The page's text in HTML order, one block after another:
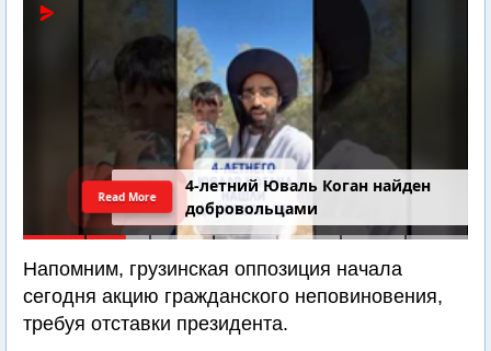
4-летний Юваль Коган найден
добровольцами
Read More
Напомним, грузинская оппозиция начала
сегодня акцию гражданского неповиновения,
требуя отставки президента.